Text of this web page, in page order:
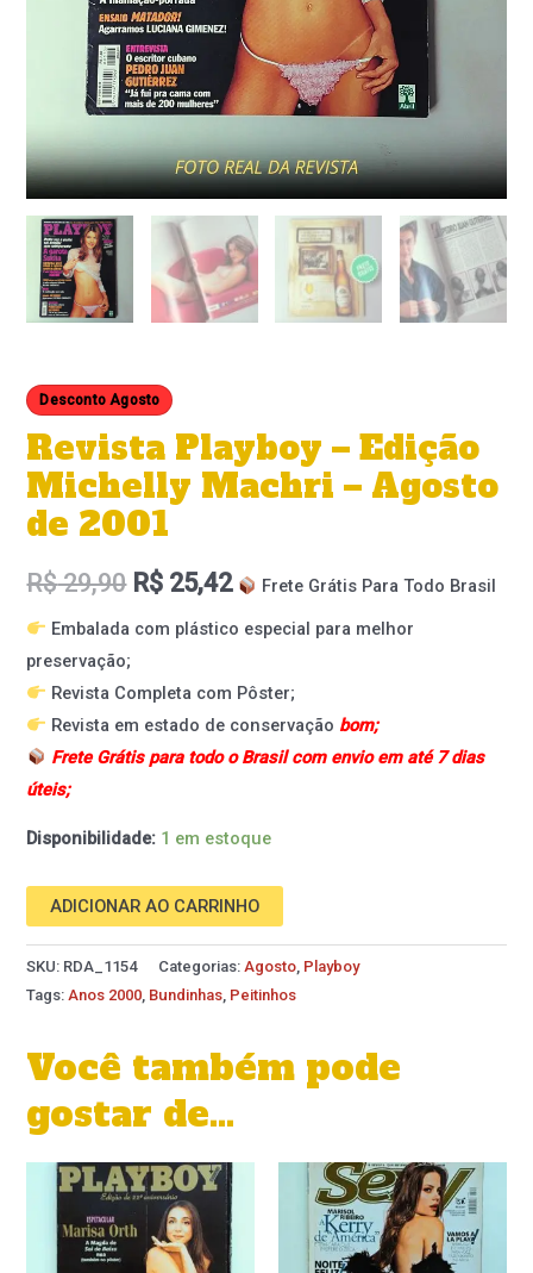
Desconto Agosto
Revista Playboy – Edição
Michelly Machri – Agosto
de 2001
R$29,90 R$ 25,42
Frete Grátis Para Todo Brasil
Embalada com plástico especial para melhor
preservação;
Revista Completa com Pôster;
Revista em estado de conservação bom;
Frete Grátis para todo o Brasil com envio em até 7 dias
úteis;
Disponibilidade: 1 em estoque
ADICIONAR AO CARRINHO
SKU: RDA_1154 Categorias:Agosto, Playboy
Tags:Anos 2000, Bundinhas, Peitinhos
Você também pode
gostar de…